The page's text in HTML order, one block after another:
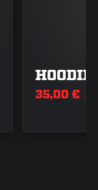
HOODIE
35,00 €